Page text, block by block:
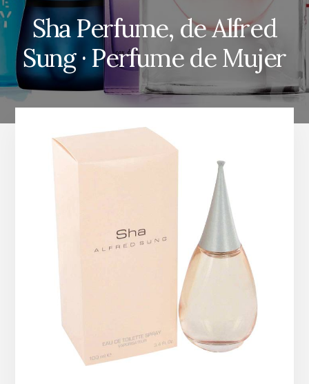
Sha Perfume, de Alfred
Sung · Perfume de Mujer